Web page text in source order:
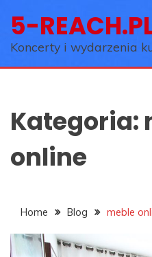
content
5-
Koncerty i wydarzenia
Kategoria:
online
Home Blog meble